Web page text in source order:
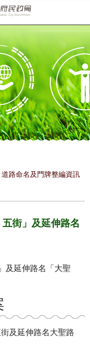
道路命名及門牌整編資訊
街」及延伸路名
及延伸路名「大聖
及延伸路名大聖路